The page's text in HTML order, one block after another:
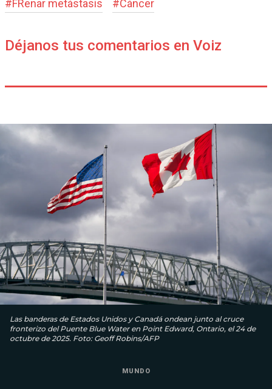
#FRenar metástasis #Cáncer
Déjanos tus comentarios en Voiz
Las banderas de Estados Unidos y Canadá ondean junto al cruce
fronterizo del Puente Blue Water en Point Edward, Ontario, el 24 de
octubre de 2025. Foto: Geoff Robins/AFP
MUNDO